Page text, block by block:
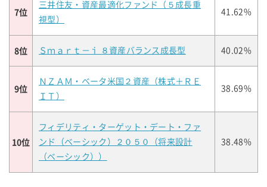
7位
三井住友・資産最適化ファンド（５成長重
視型）
41.62%
8位 Ｓｍａｒｔ－ｉ ８資産バランス成長型 40.02%
9位
ＮＺＡＭ・ベータ米国２資産（株式＋ＲＥ
ＩＴ）
38.69%
10位
フィデリティ・ターゲット・デート・ファ
ンド（ベーシック）２０５０（将来設計
（ベーシック））
38.48%